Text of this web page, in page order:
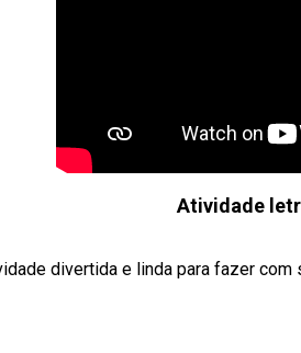
Atividade
divertida e linda para fazer com